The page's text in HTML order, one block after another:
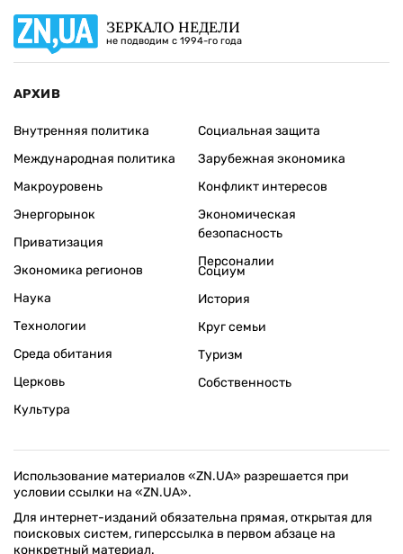
ЗЕРКАЛО НЕДЕЛИ
не подводим с 1994-го года
АРХИВ
Внутренняя политика
Международная политика
Макроуровень
Энергорынок
Приватизация
Экономика регионов
Социальная защита
Зарубежная экономика
Конфликт интересов
Экономическая
безопасность
Персоналии
Наука
Технологии
Среда обитания
Церковь
Культура
Социум
История
Круг семьи
Туризм
Собственность
Использование материалов «ZN.UA» разрешается при
условии ссылки на «ZN.UA».
Для интернет-изданий обязательна прямая, открытая для
поисковых систем, гиперссылка в первом абзаце на
конкретный материал.